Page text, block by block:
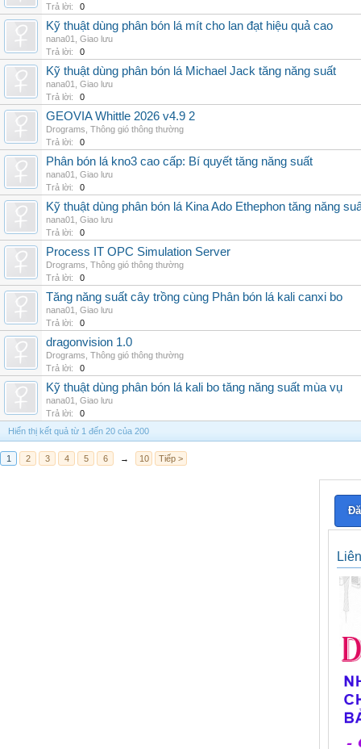
Trả lời:
0
Kỹ thuật dùng phân bón lá mít cho lan đạt hiệu quả cao
nana01
Giao lưu
Trả lời:
0
Kỹ thuật dùng phân bón lá Michael Jack tăng năng suất
nana01
Giao lưu
Trả lời:
0
GEOVIA Whittle 2026 v4.9 2
Drograms Thông gió thông thường
Trả lời:
0
Phân bón lá kno3 cao cấp: Bí quyết tăng năng suất
nana01
Giao lưu
Trả lời:
0
Kỹ thuật dùng phân bón lá Kina Ado Ethephon tăng năng
nana01
Giao lưu
Trả lời:
0
Process IT OPC Simulation Server
Drograms Thông gió thông thường
Trả lời:
0
Tăng năng suất cây trồng cùng Phân bón lá kali canxi bo
nana01
Giao lưu
Trả lời:
0
dragonvision 1.0
Drograms Thông gió thông thường
Trả lời:
0
Kỹ thuật dùng phân bón lá kali bo tăng năng suất mùa vụ
nana01
Giao lưu
Trả lời:
0
Hiển thị kết quả từ 1 đến 20 của 200
1 2 3 4 5 6 → 10 Tiếp >